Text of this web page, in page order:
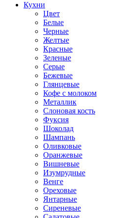
Кухни
Цвет
Белые
Черные
Желтые
Красные
Зеленые
Серые
Бежевые
Глянцевые
Кофе с молоком
Металлик
Слоновая кость
Фуксия
Шоколад
Шампань
Оливковые
Оранжевые
Вишневые
Изумрудные
Венге
Ореховые
Янтарные
Сиреневые